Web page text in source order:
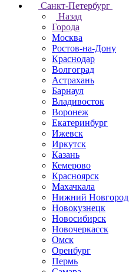
Санкт-Петербург
Назад
Города
Москва
Ростов-на-Дону
Краснодар
Волгоград
Астрахань
Барнаул
Владивосток
Воронеж
Екатеринбург
Ижевск
Иркутск
Казань
Кемерово
Красноярск
Махачкала
Нижний Новгород
Новокузнецк
Новосибирск
Новочеркаcск
Омск
Оренбург
Пермь